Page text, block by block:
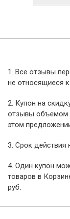
1. Все отзывы
не относящиеся
2. Купон на
отзывы объемом
этом
3. Срок действия
4. Один купон
товаров в
руб.